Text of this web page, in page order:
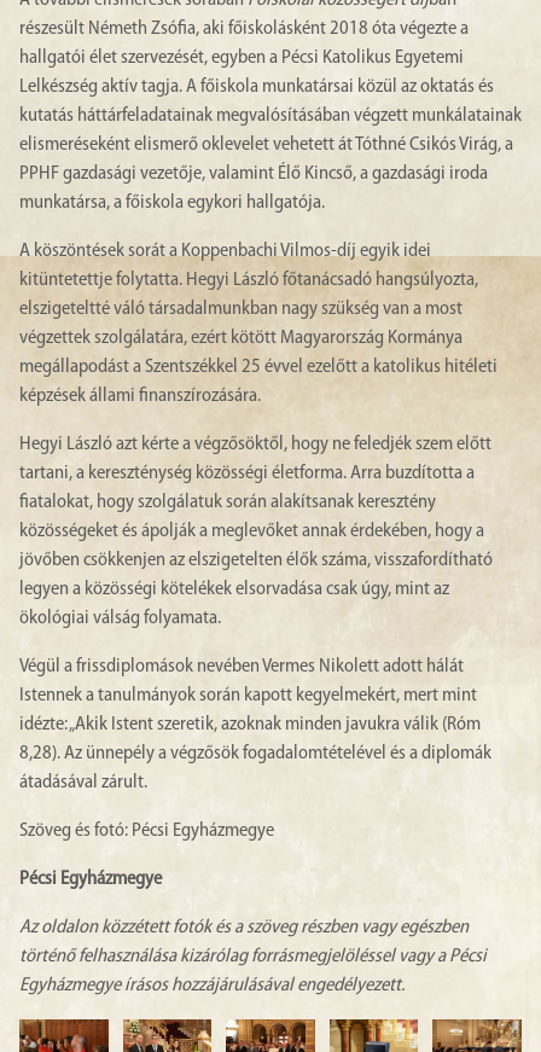
részesült Németh Zsófia, aki főiskolásként 2018 óta végezte a
hallgatói élet szervezését, egyben a Pécsi Katolikus Egyetemi
Lelkészség aktív tagja. A főiskola munkatársai közül az oktatás és
kutatás háttárfeladatainak megvalósításában végzett munkálatainak
elismeréseként elismerő oklevelet vehetett át Tóthné Csikós Virág, a
PPHF gazdasági vezetője, valamint Élő Kincső, a gazdasági iroda
munkatársa, a főiskola egykori hallgatója.
A köszöntések sorát a Koppenbachi Vilmos-díj egyik idei
kitüntetettje folytatta. Hegyi László főtanácsadó hangsúlyozta,
elszigeteltté váló társadalmunkban nagy szükség van a most
végzettek szolgálatára, ezért kötött Magyarország Kormánya
megállapodást a Szentszékkel 25 évvel ezelőtt a katolikus hitéleti
képzések állami finanszírozására.
Hegyi László azt kérte a végzősöktől, hogy ne feledjék szem előtt
tartani, a kereszténység közösségi életforma. Arra buzdította a
fiatalokat, hogy szolgálatuk során alakítsanak keresztény
közösségeket és ápolják a meglevőket annak érdekében, hogy a
jövőben csökkenjen az elszigetelten élők száma, visszafordítható
legyen a közösségi kötelékek elsorvadása csak úgy, mint az
ökológiai válság folyamata.
Végül a frissdiplomások nevében Vermes Nikolett adott hálát
Istennek a tanulmányok során kapott kegyelmekért, mert mint
idézte: „Akik Istent szeretik, azoknak minden javukra válik (Róm
8,28). Az ünnepély a végzősök fogadalomtételével és a diplomák
átadásával zárult.
Szöveg és fotó: Pécsi Egyházmegye
Pécsi Egyházmegye
Az oldalon közzétett fotók és a szöveg részben vagy egészben
történő felhasználása kizárólag forrásmegjelöléssel vagy a Pécsi
Egyházmegye írásos hozzájárulásával engedélyezett.